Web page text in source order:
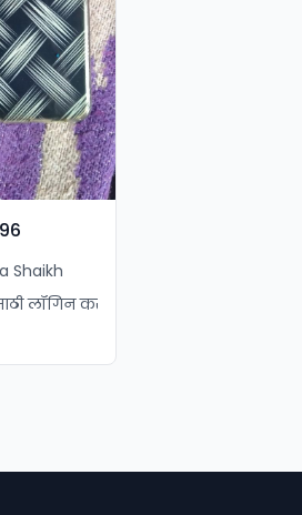
Shaikh
लॉगिन करा